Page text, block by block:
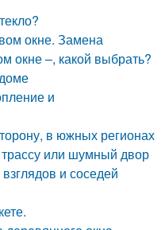
окне. Замена
окне –, какой выбрать?
и
в южных регионах
или шумный двор
и соседей